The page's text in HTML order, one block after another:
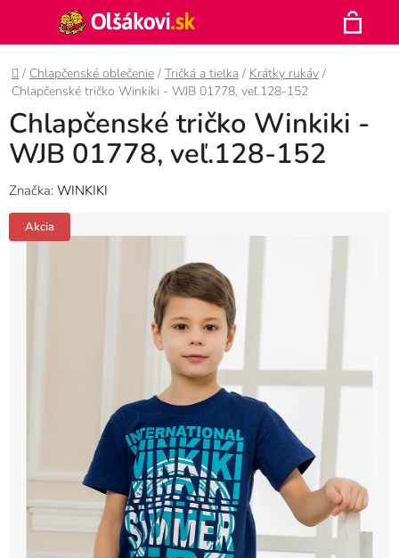
obsah
Hľadať
Domov
/ Chlapčenské oblečenie / Tričká a tielka / Krátky rukáv /
Chlapčenské tričko Winkiki - WJB 01778, veľ.128-152
Chlapčenské tričko Winkiki -
WJB 01778, veľ.128-152
Značka: WINKIKI
Akcia